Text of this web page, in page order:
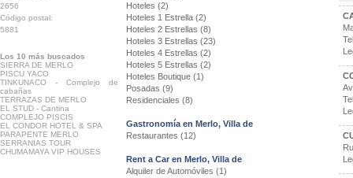
2656
Código postal:
5881
Los 10 más buscados
SIERRA DE MERLO
PISCU YACO
TINKUNACO - Complejo de
cabañas
TERRAZAS DE MERLO
EL STUD - Cantina
COMPLEJO PISCIS
EL CONDOR HOTEL & SPA
PARAPENTE MERLO
SERRANIAS TOUR
CHUMAMAYA VIP HOUSES
Hoteles (2)
Hoteles 1 Estrella (2)
Hoteles 2 Estrellas (8)
Hoteles 3 Estrellas (23)
Hoteles 4 Estrellas (2)
Hoteles 5 Estrellas (2)
Hoteles Boutique (1)
Posadas (9)
Residenciales (8)
Gastronomía en Merlo, Villa de
Restaurantes (12)
Rent a Car en Merlo, Villa de
Alquiler de Automóviles (1)